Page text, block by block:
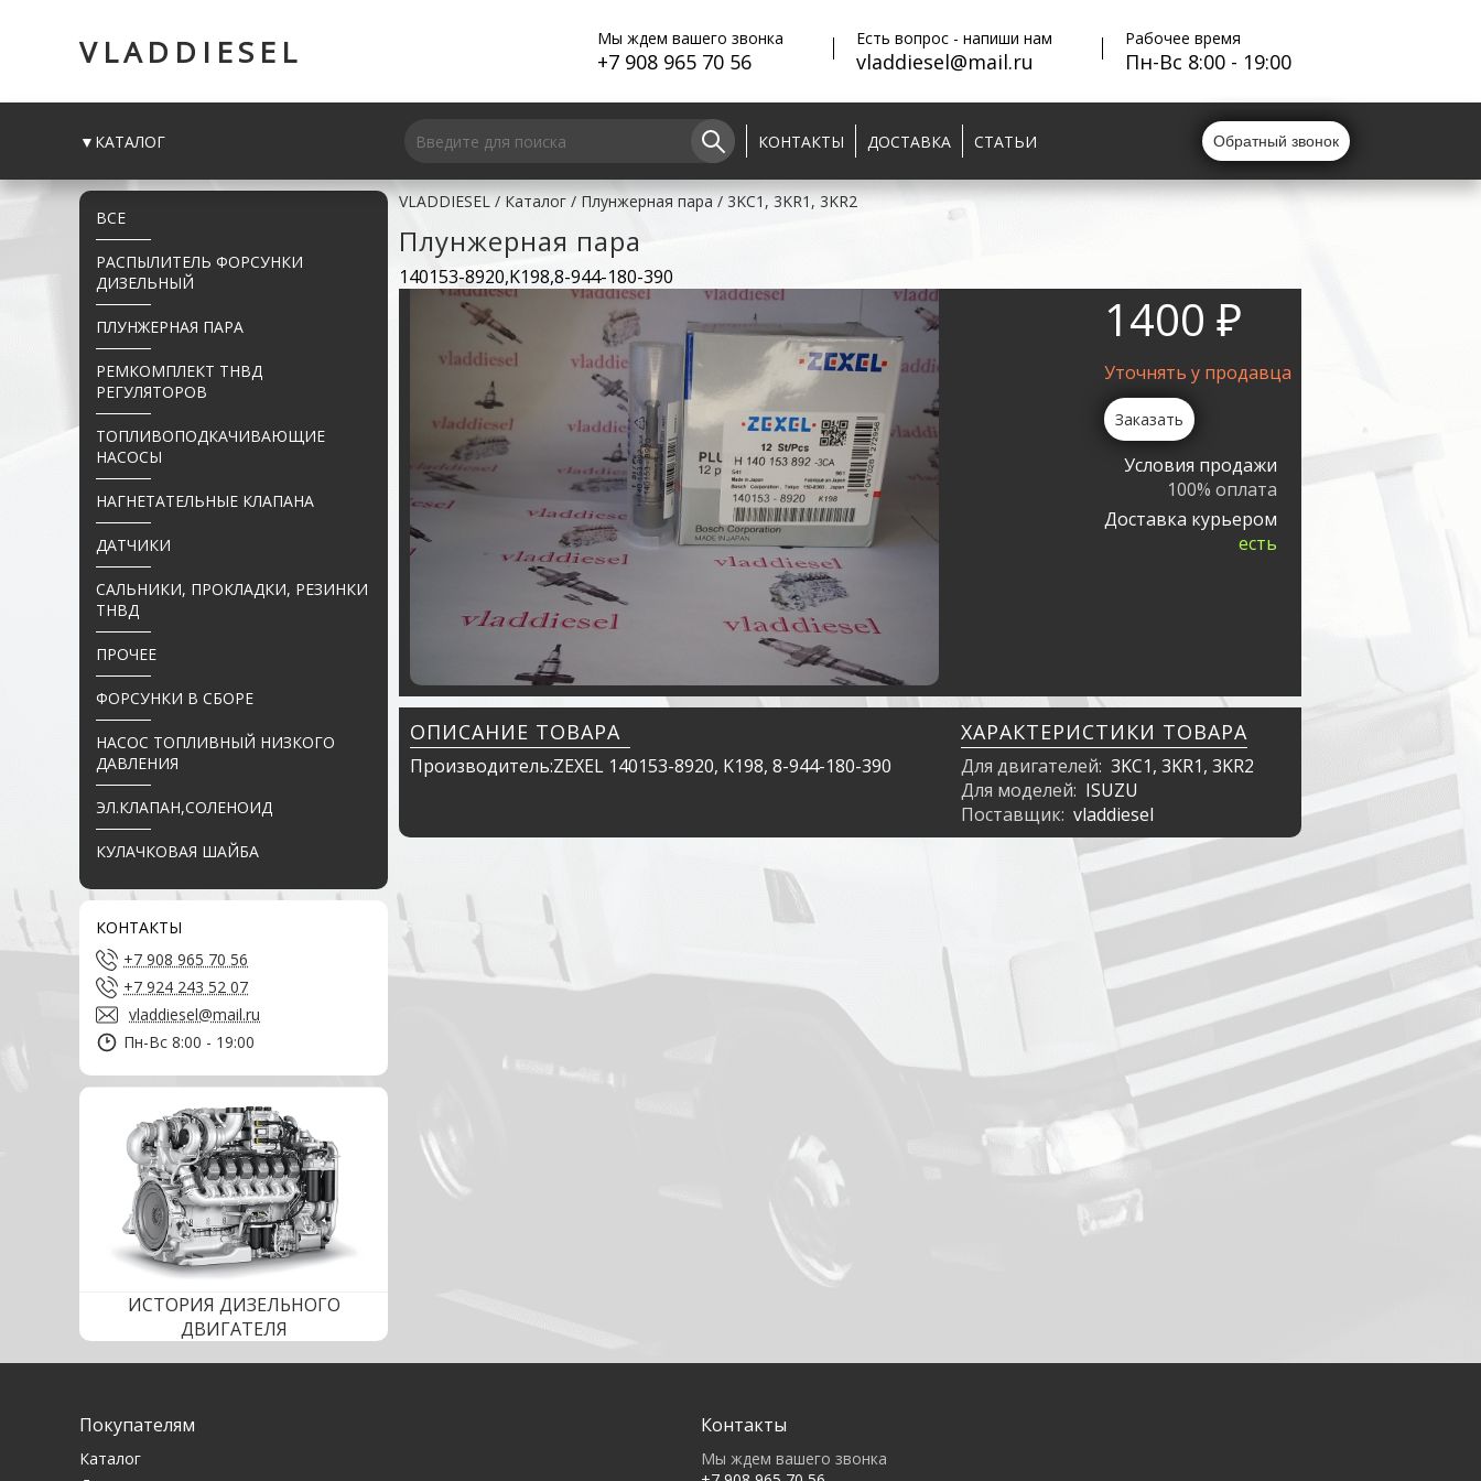
VLADDIESEL Мы ждем вашего звонка
+7 908 965 70 56
Есть вопрос - напиши нам
vladdiesel@mail.ru
Рабочее время
Пн-Вс 8:00 - 19:00
▼КАТАЛОГ КОНТАКТЫ ДОСТАВКА СТАТЬИ Обратный звонок
ВСЕ
РАСПЫЛИТЕЛЬ ФОРСУНКИ
ДИЗЕЛЬНЫЙ
ПЛУНЖЕРНАЯ ПАРА
РЕМКОМПЛЕКТ ТНВД
РЕГУЛЯТОРОВ
ТОПЛИВОПОДКАЧИВАЮЩИЕ
НАСОСЫ
НАГНЕТАТЕЛЬНЫЕ КЛАПАНА
ДАТЧИКИ
САЛЬНИКИ, ПРОКЛАДКИ, РЕЗИНКИ
ТНВД
ПРОЧЕЕ
ФОРСУНКИ В СБОРЕ
НАСОС ТОПЛИВНЫЙ НИЗКОГО
ДАВЛЕНИЯ
ЭЛ.КЛАПАН,СОЛЕНОИД
КУЛАЧКОВАЯ ШАЙБА
КОНТАКТЫ
+7 908 965 70 56
+7 924 243 52 07
vladdiesel@mail.ru
Пн-Вс 8:00 - 19:00
ИСТОРИЯ ДИЗЕЛЬНОГО
ДВИГАТЕЛЯ
VLADDIESEL/Каталог /Плунжерная пара / 3KC1, 3KR1, 3KR2
Плунжерная пара
140153-8920,K198,8-944-180-390
1400 ₽
Уточнять у продавца
Заказать
Условия продажи
100% оплата
Доставка курьером
есть
ОПИСАНИЕ ТОВАРА
Производитель:ZEXEL 140153-8920, K198, 8-944-180-390
ХАРАКТЕРИСТИКИ ТОВАРА
Для двигателей: 3KC1, 3KR1, 3KR2
Для моделей: ISUZU
Поставщик: vladdiesel
Покупателям
Каталог
Контакты
Мы ждем вашего звонка